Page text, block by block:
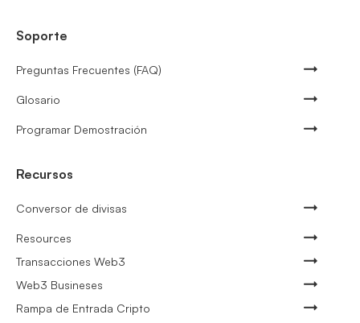
Soporte
Preguntas Frecuentes (FAQ)
Glosario
Programar Demostración
Recursos
Conversor de divisas
Resources
Transacciones Web3
Web3 Busineses
Rampa de Entrada Cripto